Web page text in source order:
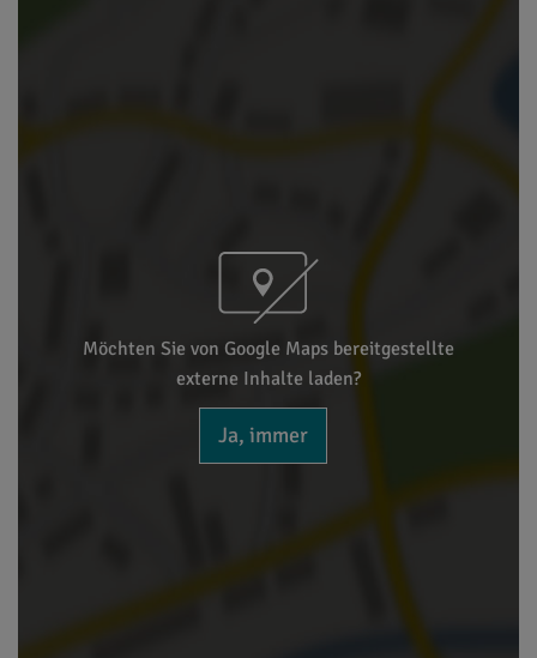
Möchten Sie von Google Maps bereitgestellte
externe Inhalte laden?
Ja, immer